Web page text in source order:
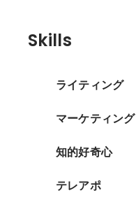
Skills
ライティング
マーケティング
知的好奇心
テレアポ